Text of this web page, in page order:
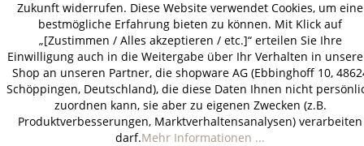
Zukunft widerrufen. Diese Website verwendet Cookies, um eine
bestmögliche Erfahrung bieten zu können. Mit Klick auf
„[Zustimmen / Alles akzeptieren / etc.]“ erteilen Sie Ihre
Einwilligung auch in die Weitergabe über Ihr Verhalten in
Shop an unseren Partner, die shopware AG (Ebbinghoff 10,
Schöppingen, Deutschland), die diese Daten Ihnen nicht
zuordnen kann, sie aber zu eigenen Zwecken (z.B.
Produktverbesserungen, Marktverhaltensanalysen) verarbeiten
darf.Mehr Informationen ...